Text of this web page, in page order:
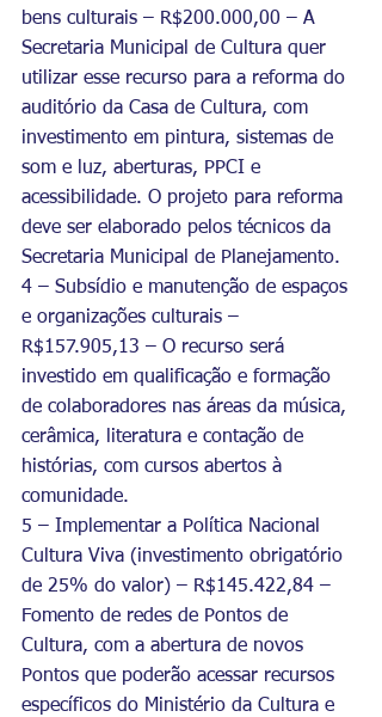
bens culturais – R$200.000,00 – A
Secretaria Municipal de Cultura quer
utilizar esse recurso para a reforma do
auditório da Casa de Cultura, com
investimento em pintura, sistemas de
som e luz, aberturas, PPCI e
acessibilidade. O projeto para reforma
deve ser elaborado pelos técnicos da
Secretaria Municipal de Planejamento.
4 – Subsídio e manutenção de espaços
e organizações culturais –
R$157.905,13 – O recurso será
investido em qualificação e formação
de colaboradores nas áreas da música,
cerâmica, literatura e contação de
histórias, com cursos abertos à
comunidade.
5 – Implementar a Política Nacional
Cultura Viva (investimento obrigatório
de 25% do valor) – R$145.422,84 –
Fomento de redes de Pontos de
Cultura, com a abertura de novos
Pontos que poderão acessar recursos
específicos do Ministério da Cultura e